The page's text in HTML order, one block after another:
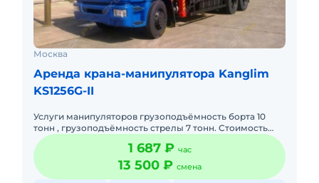
Москва
Аренда крана-манипулятора Kanglim
KS1256G-II
Услуги манипуляторов грузоподъёмность борта 10
тонн , грузоподъёмность стрелы 7 тонн. Стоимость
актуальная ! звоните!
1 687 ₽ час
13 500 ₽ смена